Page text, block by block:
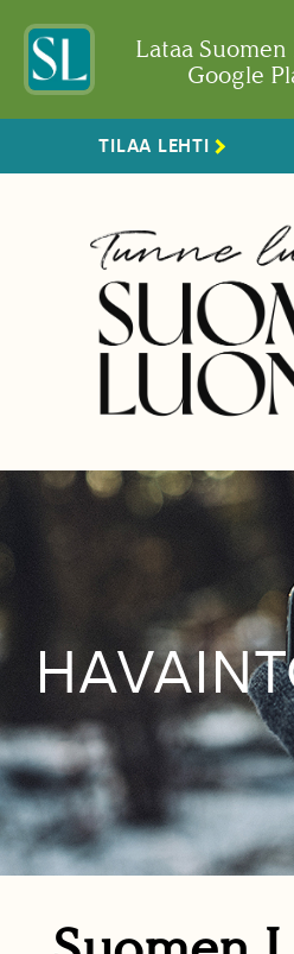
Lataa
Google
TILAA LEHTI